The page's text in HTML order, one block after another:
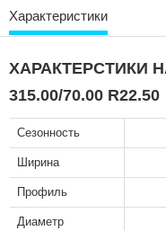
Характеристики
ХАРАКТЕРСТИКИ
315.00/70.00 R22.50
Сезонность
Ширина
Профиль
Диаметр